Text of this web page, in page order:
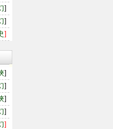
]
]
]
]
]
]
]
]